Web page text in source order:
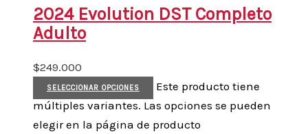
2024 Evolution DST Completo
Adulto
$249.000
SELECCIONAR OPCIONES
Este producto tiene
múltiples variantes. Las opciones se pueden
elegir en la página de producto